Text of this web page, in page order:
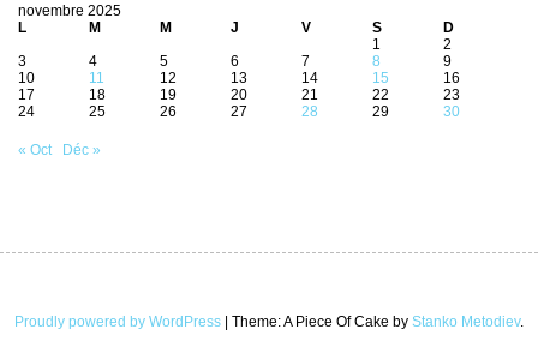
novembre 2025
L
M M J V S
D
1
2
3
4 5 6 7 8
9
10
11 12 13 14 15
16
17
18 19 20 21 22
23
24
25 26 27 28 29 30
« Oct Déc »
Proudly powered by WordPress | Theme: A Piece Of Cake by Stanko Metodiev.